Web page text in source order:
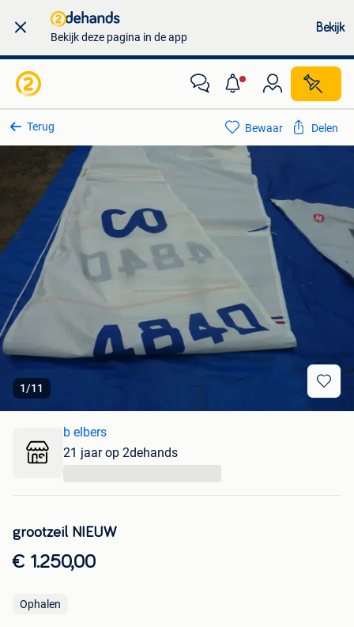
Bekijk deze pagina in de app
Bekijk
Terug
1/11
Bewaar Delen
grootzeil NIEUW
€ 1.250,00
Ophalen
b elbers
21 jaar op 2dehands